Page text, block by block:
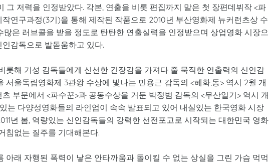
그 저력을 인정받았다. 각본, 연출을 비롯 편집까지 맡은 첫 장편데뷔작 <파
연구과정(3기)을 통해 제작된 작품으로 2010년 부산영화제 뉴커런츠상 수
은 러브콜을 받을 정도로 탄탄한 연출실력을 인정받으며 상업영화 시장으
감독으로 발돋움하고 있다.
롯해 기성 감독들에게 신선한 긴장감을 가져다 줄 묵직한 연출력의 신인감
서울독립영화제 3관왕 수상에 빛나는 민용근 감독의 <혜화,동> 역시 2월 개
부문에서 <파수꾼>과 공동수상을 거둔 박정범 감독의 <무산일기> 역시 개
는 다양성영화들의 라인업이 속속 발표되고 있어 내실있는 한국영화 시장
년 봄, 역량있는 신인감독들의 강력한 선전포고로 시작되는 대한민국 영화
침없는 질주를 기대해본다.
아래 자행된 폭력이 낳은 안타까움과 돌이킬 수 없는 상실을 그린 가슴 먹먹